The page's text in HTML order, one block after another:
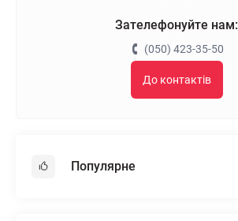
Зателефонуйте нам:
(050) 423-35-50
До контактів
Популярне